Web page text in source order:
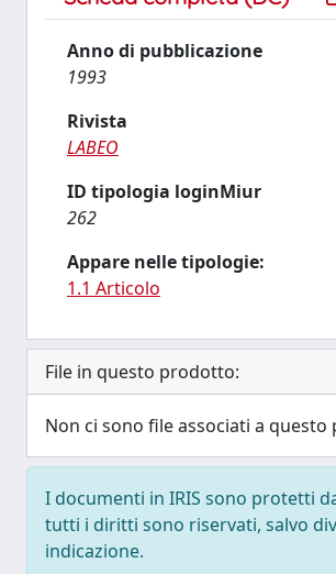
Anno di pubblicazione
1993
Rivista
LABEO
ID tipologia loginMiur
262
Appare nelle tipologie:
1.1 Articolo
File in questo prodotto:
Non ci sono file associati a
I documenti in IRIS sono protetti
tutti i diritti sono riservati, salvo
indicazione.